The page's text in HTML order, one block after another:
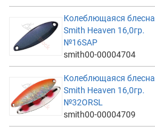
Колеблющаяся блесна
Smith Heaven 16,0гр.
№16SAP
smith00-00004704
Колеблющаяся блесна
Smith Heaven 16,0гр.
№32ORSL
smith00-00004709